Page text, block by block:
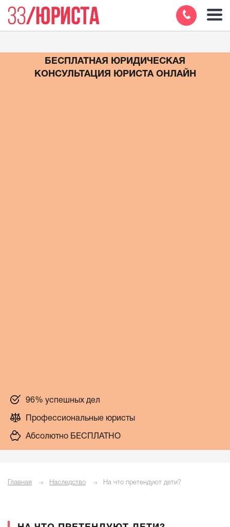
БЕСПЛАТНАЯ ЮРИДИЧЕСКАЯ
КОНСУЛЬТАЦИЯ ЮРИСТА ОНЛАЙН
96% успешных дел
Профессиональные юристы
Абсолютно БЕСПЛАТНО
Главная Наследство На что претендуют дети?